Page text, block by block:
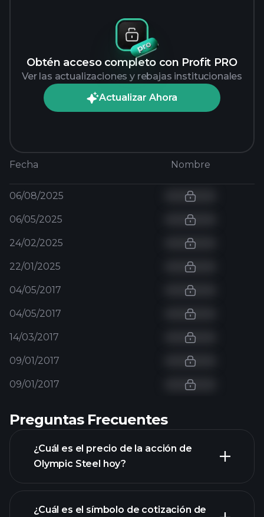
Obtén acceso completo con Profit PRO
Ver las actualizaciones y rebajas institucionales
Actualizar Ahora
Fecha Nombre
06/08/2025
06/05/2025
24/02/2025
22/01/2025
04/05/2017
04/05/2017
14/03/2017
09/01/2017
09/01/2017
Preguntas Frecuentes
¿Cuál es el precio de la acción de
Olympic Steel hoy?
¿Cuál es el símbolo de cotización de